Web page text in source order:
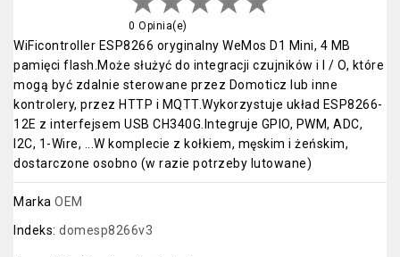
0 Opinia(e)
WiFicontroller ESP8266 oryginalny WeMos D1 Mini, 4 MB
pamięci flash.Może służyć do integracji czujników i I / O, które
mogą być zdalnie sterowane przez Domoticz lub inne
kontrolery, przez HTTP i MQTT.Wykorzystuje układ ESP8266-
12E z interfejsem USB CH340G.Integruje GPIO, PWM, ADC,
I2C, 1-Wire, ...W komplecie z kołkiem, męskim i żeńskim,
dostarczone osobno (w razie potrzeby lutowane)
Marka OEM
Indeks: domesp8266v3